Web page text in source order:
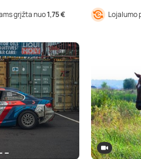
grįžta nuo1,75 € Lojalumo